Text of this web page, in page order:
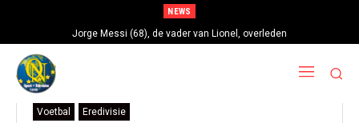
NEWS
Jorge Messi (68), de vader van Lionel, overleden
Voetbal Eredivisie